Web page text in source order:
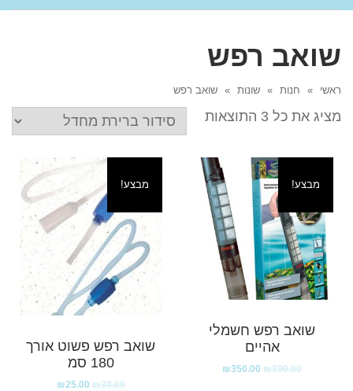
שואב רפש
ראשי » חנות » שונות » שואב רפש
מציג את כל 3 התוצאות
מבצע!
שואב רפש חשמלי
אהיים
₪390.00
₪350.00
מבצע!
שואב רפש פשוט אורך
180 סמ
₪30.00
₪25.00